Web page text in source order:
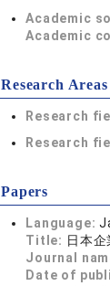
Academic
Academic
Research Areas
Research
Research
Papers
Language:
Title: 日本
Journal
Date of